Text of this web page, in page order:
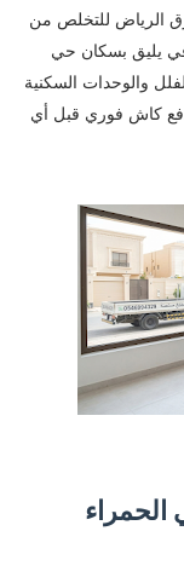
الرياض للتخلص من
يليق بسكان حي
والوحدات السكنية
دفع كاش فوري قبل أي